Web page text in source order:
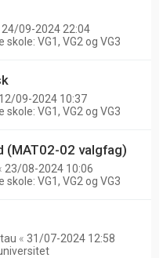
24/09-2024 22:04
VG1, VG2 og VG3
12/09-2024 10:37
VG1, VG2 og VG3
(MAT02-02 valgfag)
23/08-2024 10:06
VG1, VG2 og VG3
« 31/07-2024 12:58